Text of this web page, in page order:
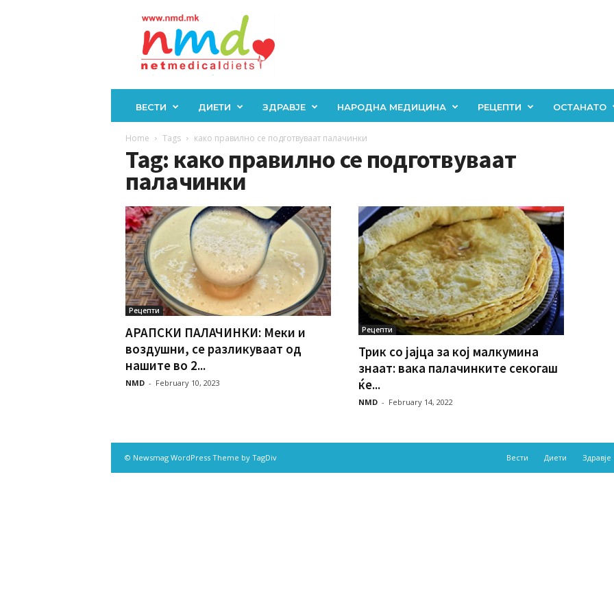
ВЕСТИ ДИЕТИ ЗДРАВЈЕ НАРОДНА МЕДИЦИНА РЕЦЕПТИ ОСТАНАТО
Home Tags како правилно се подготвуваат палачинки
Tag: како правилно се подготвуваат
палачинки
Рецепти
AРАПСКИ ПАЛАЧИНКИ: Меки и
воздушни, се разликуваат од
нашите во 2...
NMD - February 10, 2023
Рецепти
Трик со јајца за кој малкумина
знаат: вака палачинките секогаш
ќе...
NMD - February 14, 2022
Вести Диети Здравје
© Newsmag WordPress Theme by TagDiv